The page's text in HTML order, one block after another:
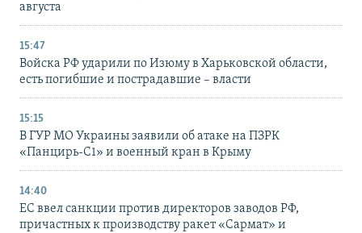
августа
15:47
Войска РФ ударили по Изюму в Харьковской области,
есть погибшие и пострадавшие – власти
15:15
В ГУР МО Украины заявили об атаке на ПЗРК
«Панцирь-С1» и военный кран в Крыму
14:40
ЕС ввел санкции против директоров заводов РФ,
причастных к производству ракет «Сармат» и